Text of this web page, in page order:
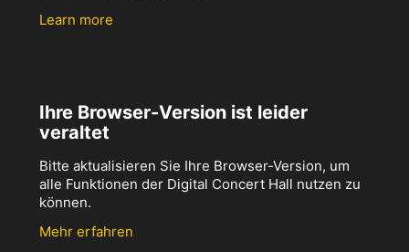
Learn more
Ihre Browser-Version ist leider
veraltet
Bitte aktualisieren Sie Ihre Browser-Version, um
alle Funktionen der Digital Concert Hall nutzen zu
können.
Mehr erfahren